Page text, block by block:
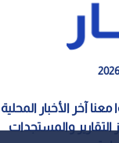
آخر الأخبار المحلية
التقارير والمستجدات